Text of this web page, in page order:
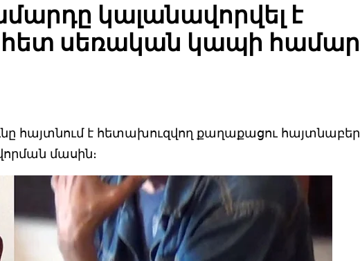
կալանավորվել է
սեռական կապի համար
հայտնում է հետախուզվող քաղաքացու
մասին։